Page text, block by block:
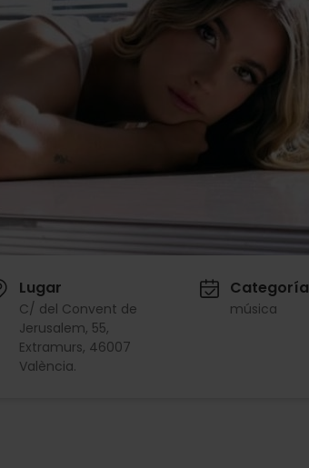
Lugar
C/ del Convent de
Jerusalem, 55,
Extramurs, 46007
València.
Categoría
música